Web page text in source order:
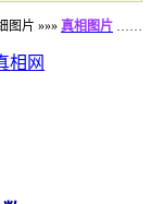
图片 »»» 真相图片